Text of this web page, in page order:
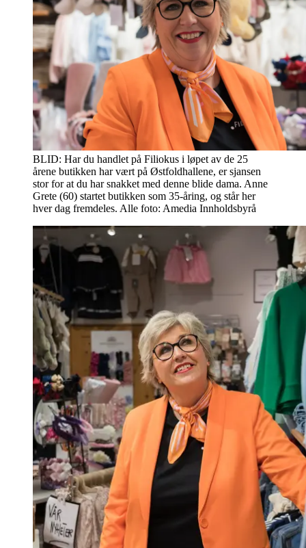
BLID: Har du handlet på Filiokus i løpet av de 25
årene butikken har vært på Østfoldhallene, er sjansen
stor for at du har snakket med denne blide dama. Anne
Grete (60) startet butikken som 35-åring, og står her
hver dag fremdeles. Alle foto: Amedia Innholdsbyrå